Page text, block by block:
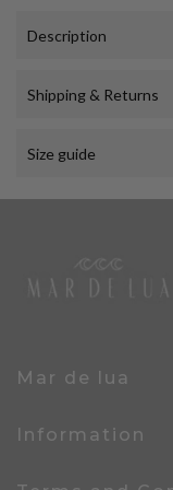
Description
Shipping & Returns
Size guide
Mar de lua
Information